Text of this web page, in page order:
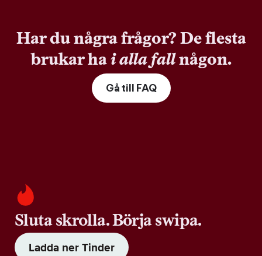
Har du några frågor? De flesta
brukar hai alla fallnågon.
Gå till FAQ
Sluta skrolla. Börja swipa.
Ladda ner Tinder